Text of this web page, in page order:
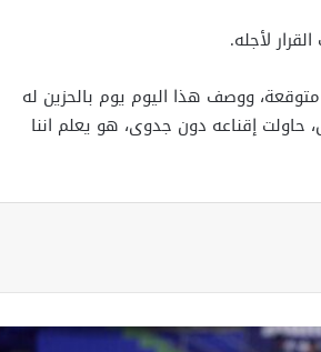
لأجله.
متوقعة، ووصف هذا اليوم يوم بالحزين له
حاولت إقناعه دون جدوى، هو يعلم اننا
عمر مرموش
أهداف.. برشلونة يصنع ريمونتادا تاريخية
محتملة في نهائي كأس ملك إسبانيا